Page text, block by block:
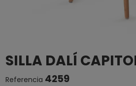
SILLA DALÍ
Referencia 4259